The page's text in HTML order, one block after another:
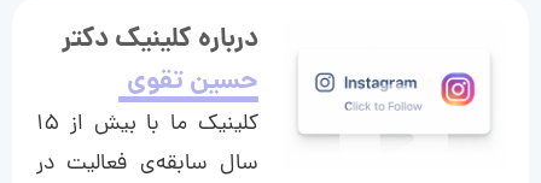
درباره کلینیک دکتر
حسین تقوی
کلینیک ما با بیش از ۱۵
سال سابقه‌ی فعالیت در